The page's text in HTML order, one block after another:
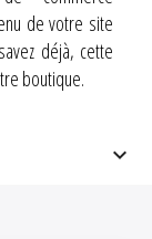
de votre site
déjà, cette
boutique.
keyboard_arrow_down